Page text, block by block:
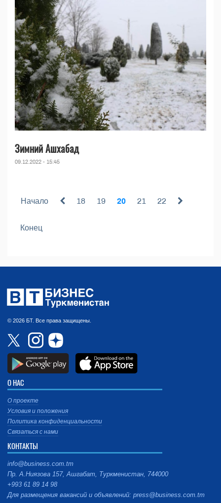
Зимний Ашхабад
09.12.2022 - 15:45
Начало 18 19 20 21 22
Конец
© 2026 БТ. Все права защищены.
О НАС
О проекте
Условия и положения
Политика конфиденциальности
Связаться с нами
КОНТАКТЫ
info@business.com.tm
Пр. А.Ниязова 157, Ашгабат, Туркменистан, 744000
+993 61 89 14 98
Для размещения вакансий и объявлений: press@business.com.tm